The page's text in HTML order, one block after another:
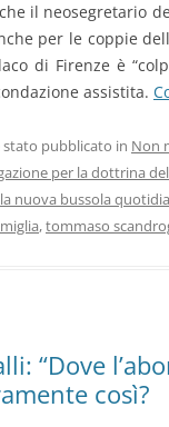
il neosegretario
per le coppie
di Firenze è
assistita.
pubblicato in Non
per la dottrina
la nuova bussola
,tommaso
“Dove
così?